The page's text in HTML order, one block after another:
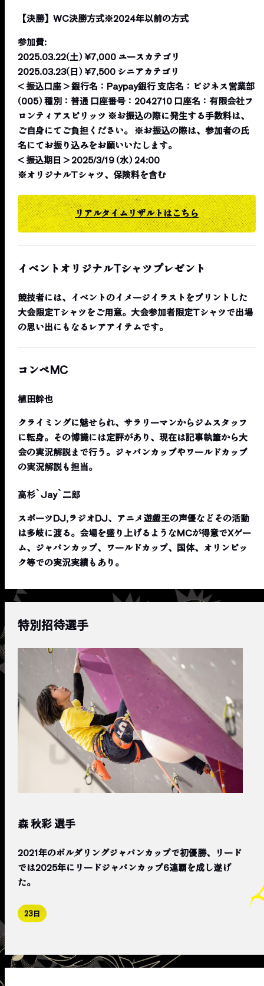
【決勝】WC決勝方式※2024年以前の方式
参加費:
2025.03.22(土) ¥7,000 ユースカテゴリ
2025.03.23(日) ¥7,500 シニアカテゴリ
< 振込口座 > 銀行名：Paypay銀行 支店名：ビジネス営業部
(005) 種別：普通 口座番号：2042710 口座名：有限会社フ
ロンティアスピリッツ ※お振込の際に発生する手数料は、
ご自身にてご負担ください。 ※お振込の際は、参加者の氏
名にてお振り込みをお願いいたします。
< 振込期日 > 2025/3/19 (水) 24:00
※オリジナルTシャツ、保険料を含む
リアルタイムリザルトはこちら
イベントオリジナルTシャツプレゼント
競技者には、イベントのイメージイラストをプリントした
大会限定Tシャツをご用意。大会参加者限定Tシャツで出場
の思い出にもなるレアアイテムです。
コンペMC
植田幹也
クライミングに魅せられ、サラリーマンからジムスタッフ
に転身。その博識には定評があり、現在は記事執筆から大
会の実況解説まで行う。ジャパンカップやワールドカップ
の実況解説も担当。
高杉`Jay`二郎
スポーツDJ,ラジオDJ、アニメ遊戯王の声優などその活動
は多岐に渡る。会場を盛り上げるようなMCが得意でXゲー
ム、ジャパンカップ、ワールドカップ、国体、オリンピッ
ク等での実況実績もあり。
特別招待選手
森 秋彩 選手
2021年のボルダリングジャパンカップで初優勝、リード
では2025年にリードジャパンカップ6連覇を成し遂げ
た。
23日